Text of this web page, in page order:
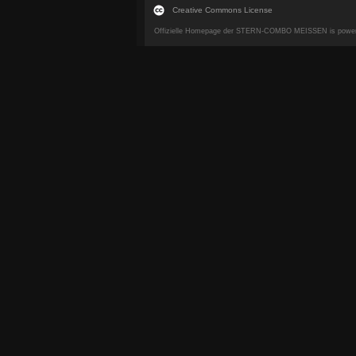
Creative Commons License
Offizielle Homepage der STERN-COMBO MEISSEN is